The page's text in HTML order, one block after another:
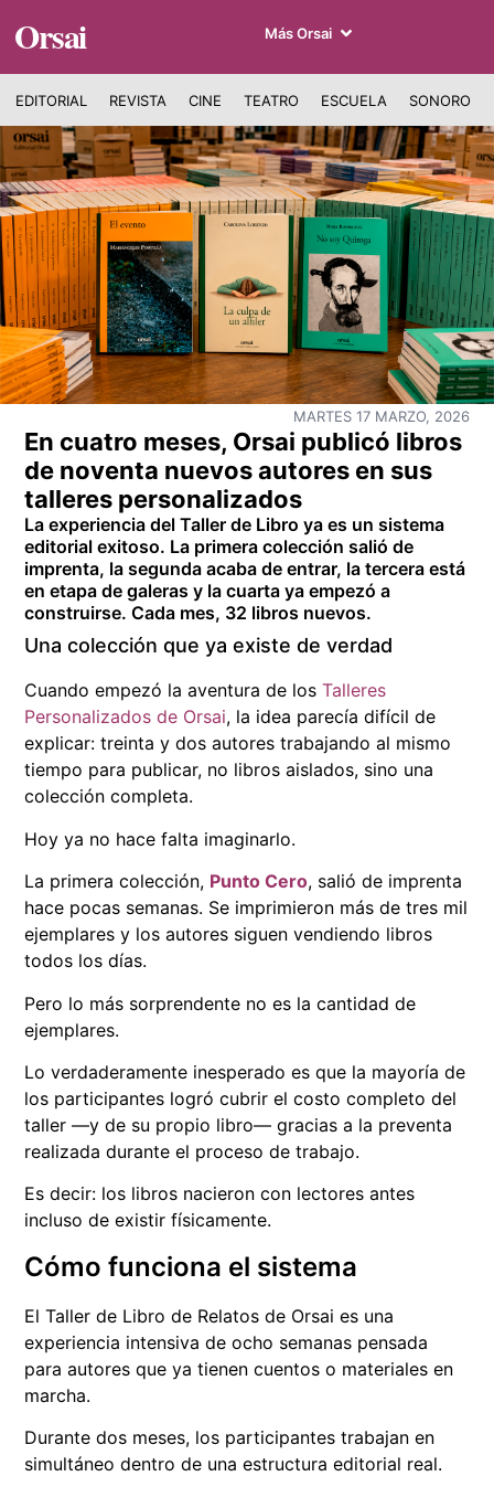
Orsai Más Orsai
EDITORIAL REVISTA CINE TEATRO ESCUELA SONORO
MARTES 17 MARZO, 2026
En cuatro meses, Orsai publicó libros
de noventa nuevos autores en sus
talleres personalizados
La experiencia del Taller de Libro ya es un sistema
editorial exitoso. La primera colección salió de
imprenta, la segunda acaba de entrar, la tercera está
en etapa de galeras y la cuarta ya empezó a
construirse. Cada mes, 32 libros nuevos.
Una colección que ya existe de verdad
Cuando empezó la aventura de losTalleres
Personalizados de Orsai, la idea parecía difícil de
explicar: treinta y dos autores trabajando al mismo
tiempo para publicar, no libros aislados, sino una
colección completa.
Hoy ya no hace falta imaginarlo.
La primera colección, Punto Cero, salió de imprenta
hace pocas semanas. Se imprimieron más de tres mil
ejemplares y los autores siguen vendiendo libros
todos los días.
Pero lo más sorprendente no es la cantidad de
ejemplares.
Lo verdaderamente inesperado es que la mayoría de
los participantes logró cubrir el costo completo del
taller —y de su propio libro— gracias a la preventa
realizada durante el proceso de trabajo.
Es decir: los libros nacieron con lectores antes
incluso de existir físicamente.
Cómo funciona el sistema
El Taller de Libro de Relatos de Orsai es una
experiencia intensiva de ocho semanas pensada
para autores que ya tienen cuentos o materiales en
marcha.
Durante dos meses, los participantes trabajan en
simultáneo dentro de una estructura editorial real.